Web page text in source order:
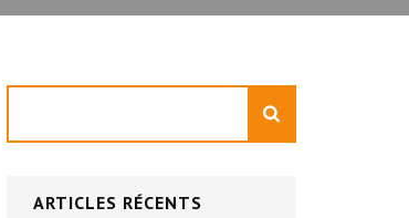
ARTICLES RÉCENTS